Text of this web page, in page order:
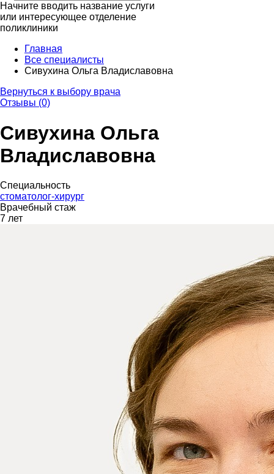
Начните вводить название услуги
или интересующее отделение
поликлиники
Главная
Все специалисты
Сивухина Ольга Владиславовна
Вернуться к выбору врача
Отзывы (0)
Сивухина Ольга
Владиславовна
Специальность
стоматолог-хирург
Врачебный стаж
7 лет